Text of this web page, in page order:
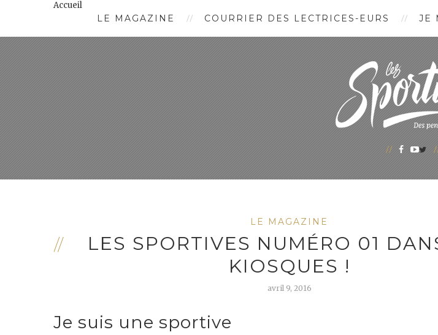
Accueil
LE MAGAZINE COURRIER DES LECTRICES-EURS JE
LE MAGAZINE
LES SPORTIVES NUMÉRO 01
KIOSQUES !
avril 9, 2016
Je suis une sportive